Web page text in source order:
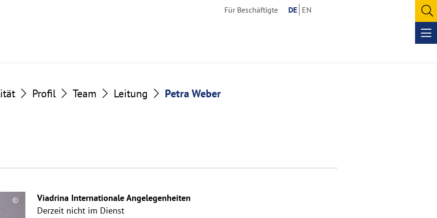
Für Beschäftigte DE EN
Profil Team Leitung Petra Weber
©
Copyrighthinweis
Viadrina Internationale Angelegenheiten
Derzeit nicht im Dienst